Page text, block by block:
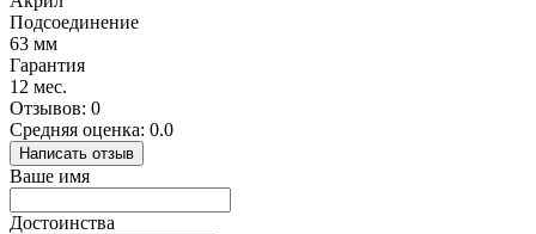
Подсоединение
63 мм
Гарантия
12 мес.
Отзывов: 0
Средняя оценка: 0.0
Написать отзыв
Ваше имя
Достоинства